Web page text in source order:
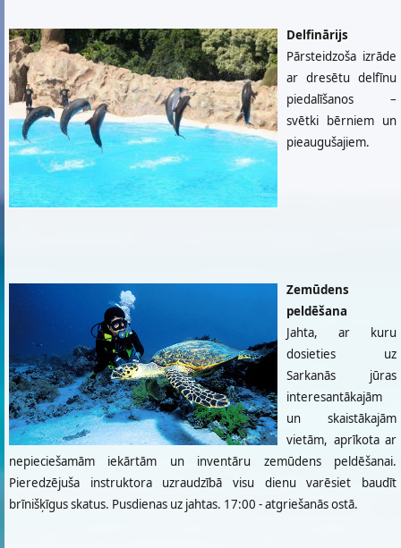
Delfinārijs
Pārsteidzoša izrāde
ar dresētu delfīnu
piedalīšanos –
svētki bērniem un
pieaugušajiem.
Zemūdens
peldēšana
Jahta, ar kuru
dosieties uz
Sarkanās jūras
interesantākajām
un skaistākajām
vietām, aprīkota ar
nepieciešamām iekārtām un inventāru zemūdens peldēšanai.
Pieredzējuša instruktora uzraudzībā visu dienu varēsiet baudīt
brīnišķīgus skatus. Pusdienas uz jahtas. 17:00 - atgriešanās ostā.